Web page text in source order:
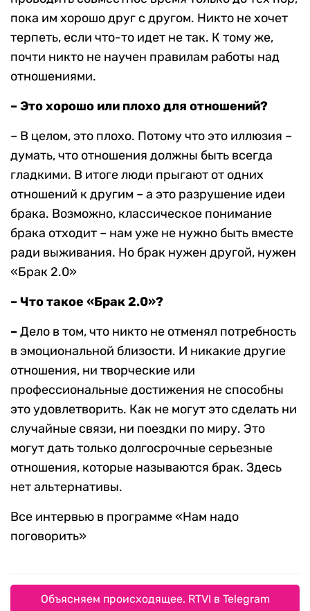
пока им хорошо друг с другом. Никто не хочет
терпеть, если что-то идет не так. К тому же,
почти никто не научен правилам работы над
отношениями.
– Это хорошо или плохо для отношений?
– В целом, это плохо. Потому что это иллюзия –
думать, что отношения должны быть всегда
гладкими. В итоге люди прыгают от одних
отношений к другим – а это разрушение идеи
брака. Возможно, классическое понимание
брака отходит – нам уже не нужно быть вместе
ради выживания. Но брак нужен другой, нужен
«Брак 2.0»
– Что такое «Брак 2.0»?
–Дело в том, что никто не отменял потребность
в эмоциональной близости. И никакие другие
отношения, ни творческие или
профессиональные достижения не способны
это удовлетворить. Как не могут это сделать ни
случайные связи, ни поездки по миру. Это
могут дать только долгосрочные серьезные
отношения, которые называются брак. Здесь
нет альтернативы.
Все интервью в программе «Нам надо
поговорить»
Объясняем происходящее. RTVI в Telegram